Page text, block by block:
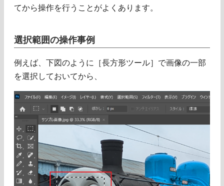
てから操作を行うことがよくあります。
選択範囲の操作事例
例えば、下図のように［長方形ツール］で画像の一部
を選択しておいてから、